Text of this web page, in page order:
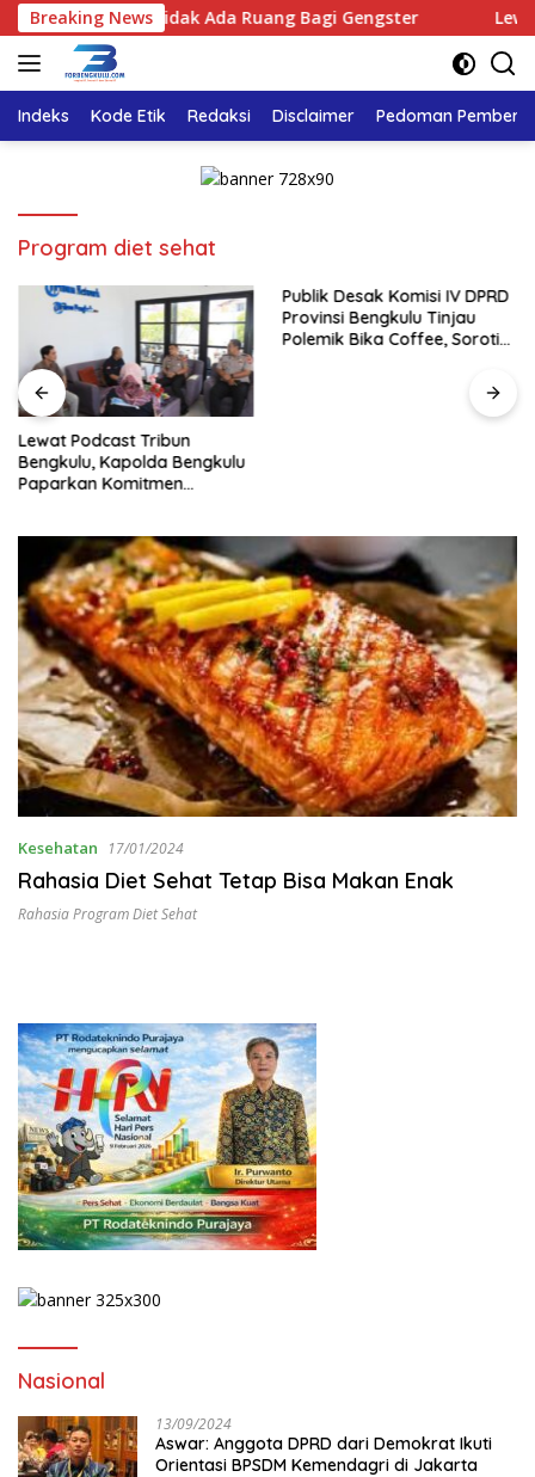
Langsung
ke
konten
Breaking News: Tidak Ada Ruang Bagi Gengster Lewat
Indeks Kode Etik Redaksi Disclaimer Pedoman
Program diet sehat
Lewat Podcast Tribun
Bengkulu, Kapolda Bengkulu
Paparkan Komitmen
Publik Desak Komisi IV DPRD
Provinsi Bengkulu Tinjau
Polemik Bika Coffee, Soroti
Kesehatan 17/01/2024
Rahasia Diet Sehat Tetap Bisa Makan Enak
Rahasia Program Diet Sehat
Nasional
13/09/2024
Aswar: Anggota DPRD dari Demokrat Ikuti
Orientasi BPSDM Kemendagri di Jakarta